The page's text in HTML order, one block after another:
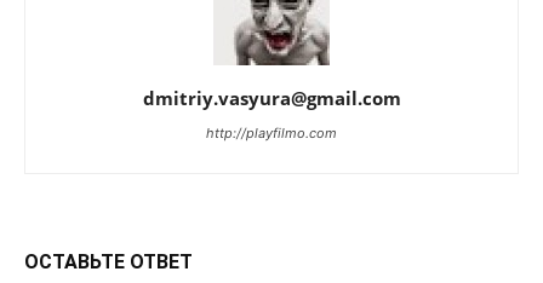
dmitriy.vasyura@gmail.com
http://playfilmo.com
ОСТАВЬТЕ ОТВЕТ